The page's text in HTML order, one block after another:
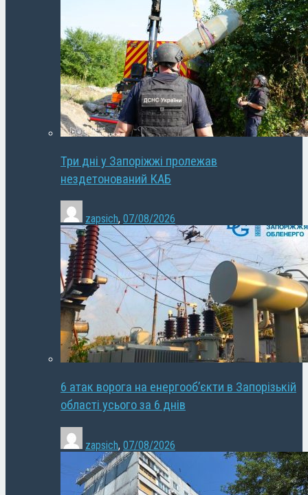
Три дні у Запоріжжі пролежав
нездетонований КАБ
zapsich, 07/08/2026
6 атак ворога на енергооб’єкти в Запорізькій
області усього за 6 днів
zapsich, 07/08/2026